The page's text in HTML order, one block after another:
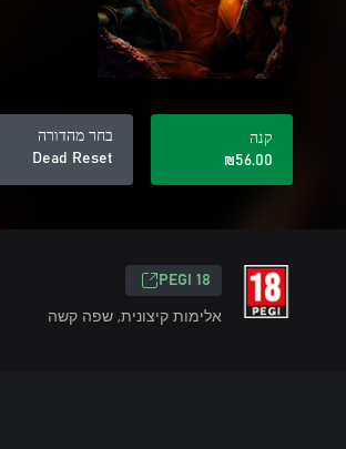
קנה
‪₪‎56.00‬
בחר מהדורה
Dead Reset
PEGI 18
אלימות קיצונית, שפה קשה